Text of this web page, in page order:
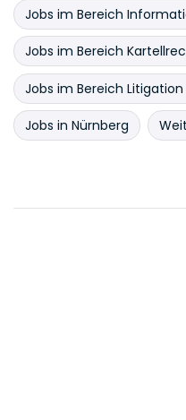
Jobs im Bereich
Jobs im Bereich
Jobs im Bereich
Jobs in Nürnberg